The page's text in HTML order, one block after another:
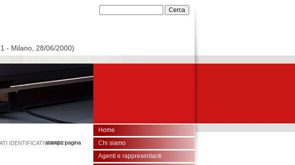
- Milano, 28/06/2000)
IDENTIFICATIVI PARTI
stampa pagina
Home
Chi siamo
Agenti e rappresentanti